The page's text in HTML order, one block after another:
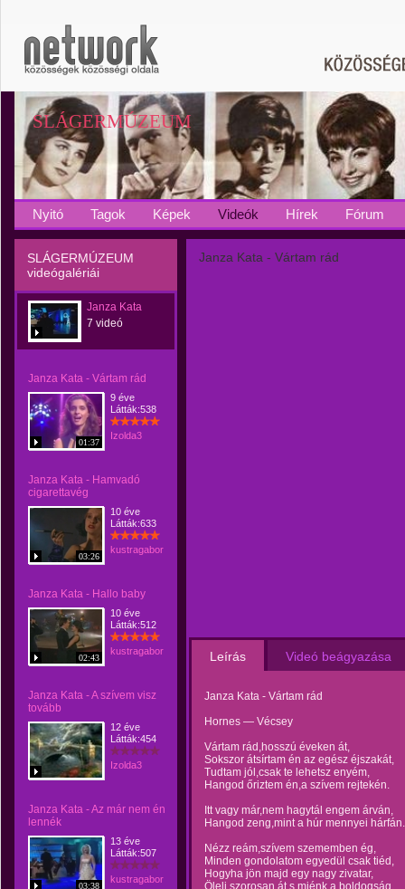
SLÁGERMÚZEUM
Nyitó Tagok Képek Videók Hírek Fórum
SLÁGERMÚZEUM
videógalériái
Janza Kata
7 videó
Janza Kata - Vártam rád
01:37
9 éve
Látták:538
Izolda3
Janza Kata - Hamvadó
cigarettavég
03:26
10 éve
Látták:633
kustragabor
Janza Kata - Hallo baby
02:43
10 éve
Látták:512
kustragabor
Janza Kata - A szívem visz
tovább
12 éve
Látták:454
Izolda3
Janza Kata - Az már nem én
lennék
03:38
13 éve
Látták:507
kustragabor
Janza Kata - Vártam rád
Leírás Videó beágyazása
Janza Kata - Vártam rád
Hornes — Vécsey
Vártam rád,hosszú éveken át,
Sokszor átsírtam én az egész éjszakát,
Tudtam jól,csak te lehetsz enyém,
Hangod őriztem én,a szívem rejtekén.
Itt vagy már,nem hagytál engem árván,
Hangod zeng,mint a húr mennyei hárfán.
Nézz reám,szívem szememben ég,
Minden gondolatom egyedül csak tiéd,
Hogyha jön majd egy nagy zivatar,
Ölelj szorosan át,s miénk a boldogság.